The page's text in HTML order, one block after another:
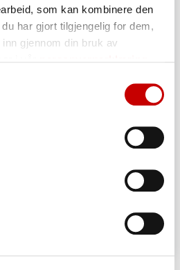
som kan kombinere den
har gjort tilgjengelig for dem,
gjennom din bruk av